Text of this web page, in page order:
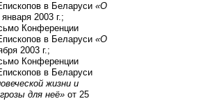
в Беларуси «О
2003 г.;
Конференции
в Беларуси «О
2003 г.;
Конференции
в Беларуси
жизни и
для неё» от 25